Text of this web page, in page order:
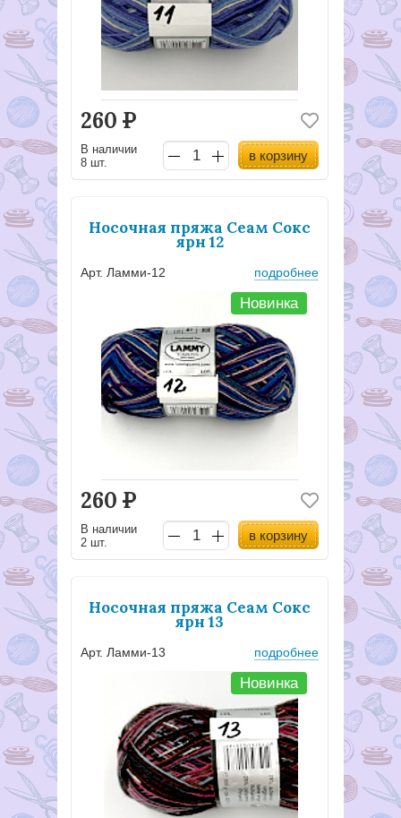
260 Р
В наличии
8 шт.
в корзину
Носочная пряжа Сеам Сокс
ярн 12
Арт. Ламми-12 подробнее
Новинка
260 Р
В наличии
2 шт.
в корзину
Носочная пряжа Сеам Сокс
ярн 13
Арт. Ламми-13 подробнее
Новинка